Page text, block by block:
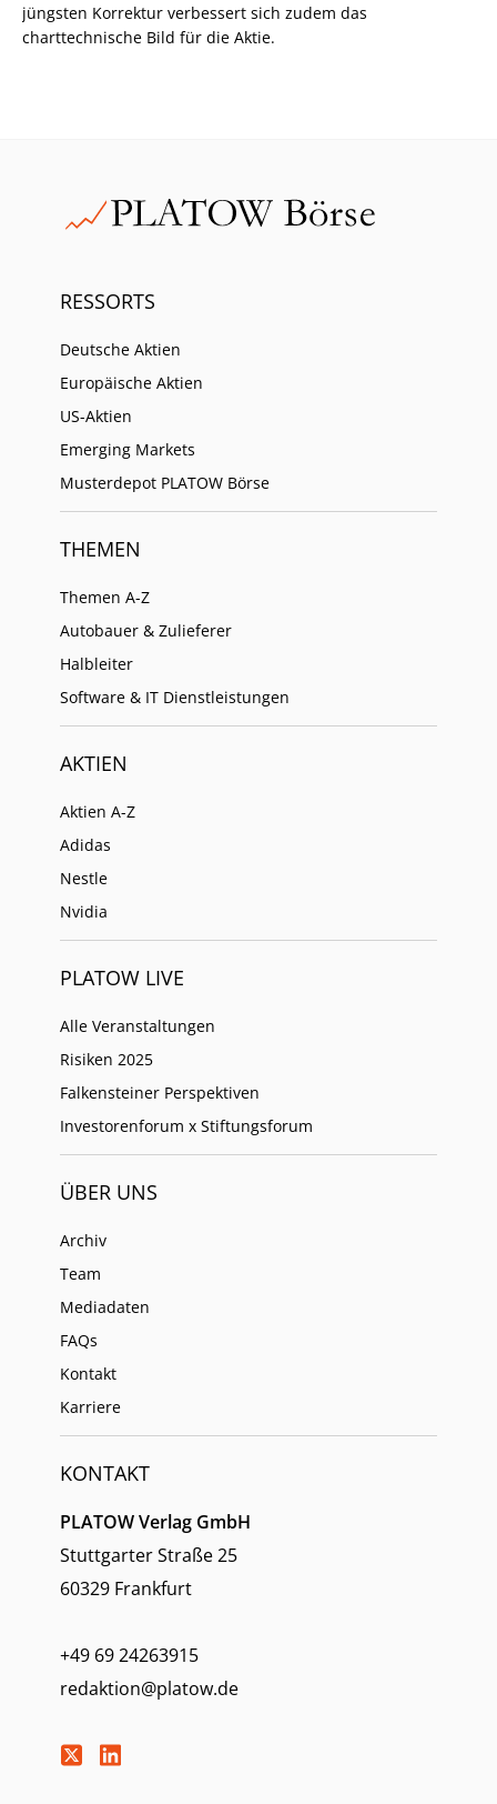
jüngsten Korrektur verbessert sich zudem das
charttechnische Bild für die Aktie.
RESSORTS
Deutsche Aktien
Europäische Aktien
US-Aktien
Emerging Markets
Musterdepot PLATOW Börse
THEMEN
Themen A-Z
Autobauer & Zulieferer
Halbleiter
Software & IT Dienstleistungen
AKTIEN
Aktien A-Z
Adidas
Nestle
Nvidia
PLATOW LIVE
Alle Veranstaltungen
Risiken 2025
Falkensteiner Perspektiven
Investorenforum x Stiftungsforum
ÜBER UNS
Archiv
Team
Mediadaten
FAQs
Kontakt
Karriere
KONTAKT
PLATOW Verlag GmbH
Stuttgarter Straße 25
60329 Frankfurt
+49 69 24263915
redaktion@platow.de